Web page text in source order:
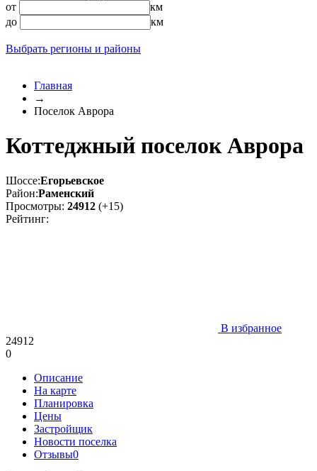
от
км
до
км
Выбрать регионы и районы
Главная
→
Поселок Аврора
Коттеджный поселок Аврора
Шоссе:Егорьевское
Район:Раменский
Просмотры: 24912 (+15)
Рейтинг:
В избранное
24912
0
Описание
На карте
Планировка
Цены
Застройщик
Новости поселка
Отзывы0